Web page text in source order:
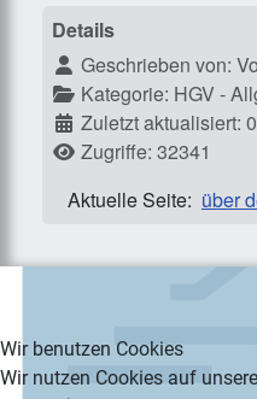
Details
Geschrieben von:
Kategorie: HGV -
Zuletzt aktualisiert:
Zugriffe: 32341
Aktuelle Seite: über
Wir benutzen Cookies
Wir nutzen Cookies auf